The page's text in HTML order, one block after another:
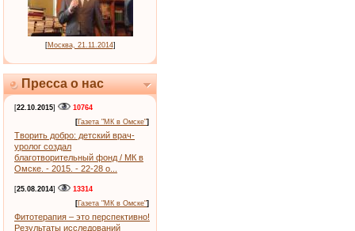
[Москва, 21.11.2014]
Пресса о нас
[22.10.2015]
10764
[Газета "МК в Омске"]
Творить добро: детский врач-
уролог создал
благотворительный фонд / МК в
Омске. - 2015. - 22-28 о...
[25.08.2014]
13314
[Газета "МК в Омске"]
Фитотерапия – это перспективно!
Результаты исследований